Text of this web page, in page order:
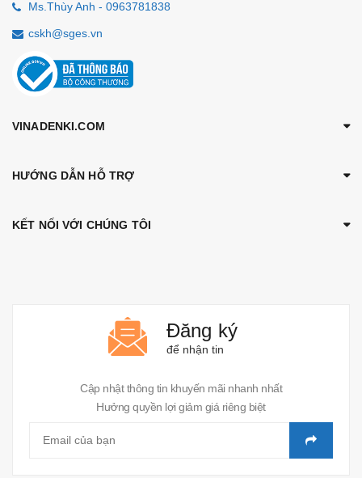
Ms.Thùy Anh - 0963781838
cskh@sges.vn
VINADENKI.COM
HƯỚNG DẪN HỖ TRỢ
KẾT NỐI VỚI CHÚNG TÔI
Đăng ký
để nhận tin
Cập nhật thông tin khuyến mãi nhanh nhất
Hưởng quyền lợi giảm giá riêng biệt